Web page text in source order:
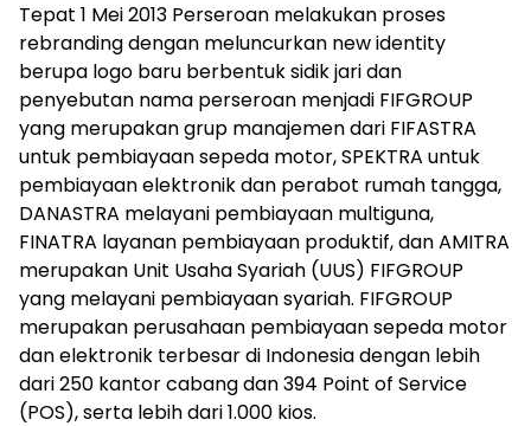
Tepat 1 Mei 2013 Perseroan melakukan proses
rebranding dengan meluncurkan new identity
berupa logo baru berbentuk sidik jari dan
penyebutan nama perseroan menjadi FIFGROUP
yang merupakan grup manajemen dari FIFASTRA
untuk pembiayaan sepeda motor, SPEKTRA untuk
pembiayaan elektronik dan perabot rumah tangga,
DANASTRA melayani pembiayaan multiguna,
FINATRA layanan pembiayaan produktif, dan AMITRA
merupakan Unit Usaha Syariah (UUS) FIFGROUP
yang melayani pembiayaan syariah. FIFGROUP
merupakan perusahaan pembiayaan sepeda motor
dan elektronik terbesar di Indonesia dengan lebih
dari 250 kantor cabang dan 394 Point of Service
(POS), serta lebih dari 1.000 kios.